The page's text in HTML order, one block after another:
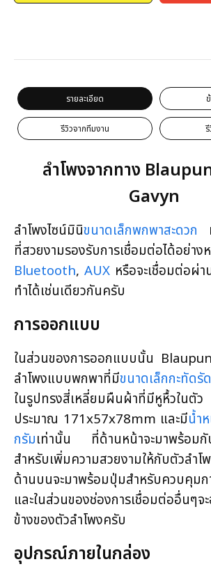
รายละเอียด
รีวิวจากทีมงาน
ลำโพงจากทาง
Gavyn
ลำโพงไซน์มินิขนาดเล็กพกพาสะดวก
ที่สวยงามรองรับการเชื่อมต่อได้อย่าง
Bluetooth, AUX หรือจะเชื่อมต่อผ่า
ทำได้เช่นเดียวกันครับ
การออกแบบ
ในส่วนของการออกแบบนั้น
ลำโพงแบบพกพาที่มีขนาดเล็กกะทัดรั
ในรูปทรงสี่เหลี่ยมผืนผ้าที่มีหูหื้วใน
ประมาณ 171x57x78mm และมีน้ำ
กรัมเท่านั้น ที่ด้านหน้าจะมาพร้อมกั
สำหรับเพิ่มความสวยงามให้กับตัวล
ด้านบนจะมาพร้อมปุ่มสำหรับควบคุมก
และในส่วนของช่องการเชื่อมต่ออื่นๆจ
ข้างของตัวลำโพงครับ
อุปกรณ์ภายในกล่อง